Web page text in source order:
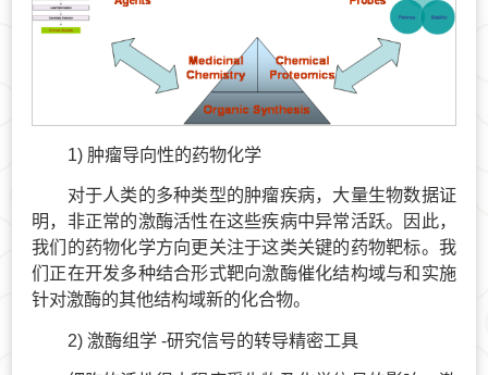
1) 肿瘤导向性的药物化学
对于人类的多种类型的肿瘤疾病，大量生物数据证
明，非正常的激酶活性在这些疾病中异常活跃。因此，
我们的药物化学方向更关注于这类关键的药物靶标。我
们正在开发多种结合形式靶向激酶催化结构域与和实施
针对激酶的其他结构域新的化合物。
2) 激酶组学 -研究信号的转导精密工具